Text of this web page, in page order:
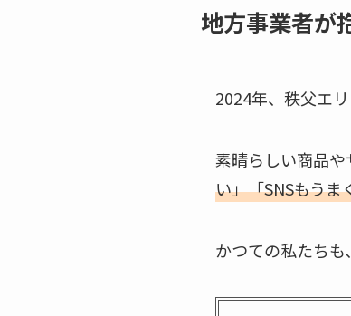
地方事業者が
2024年、秩父エ
素晴らしい商品や
い」「SNSもうま
かつての私たちも